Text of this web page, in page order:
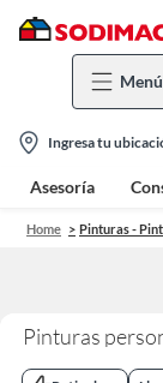
Menú
location-
icon
Ingresa tu
Asesoría
Home Pinturas -
Pinturas